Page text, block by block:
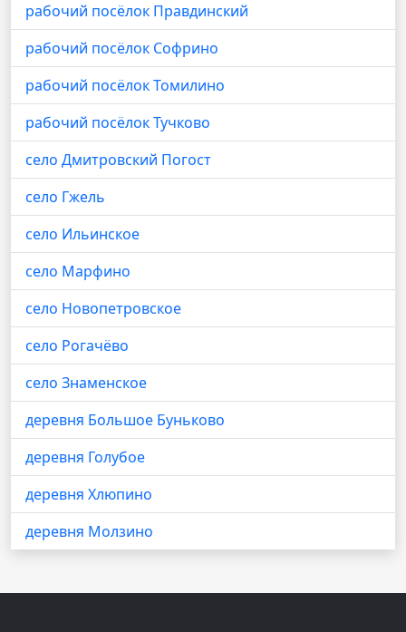
рабочий посёлок Правдинский
рабочий посёлок Софрино
рабочий посёлок Томилино
рабочий посёлок Тучково
село Дмитровский Погост
село Гжель
село Ильинское
село Марфино
село Новопетровское
село Рогачёво
село Знаменское
деревня Большое Буньково
деревня Голубое
деревня Хлюпино
деревня Молзино